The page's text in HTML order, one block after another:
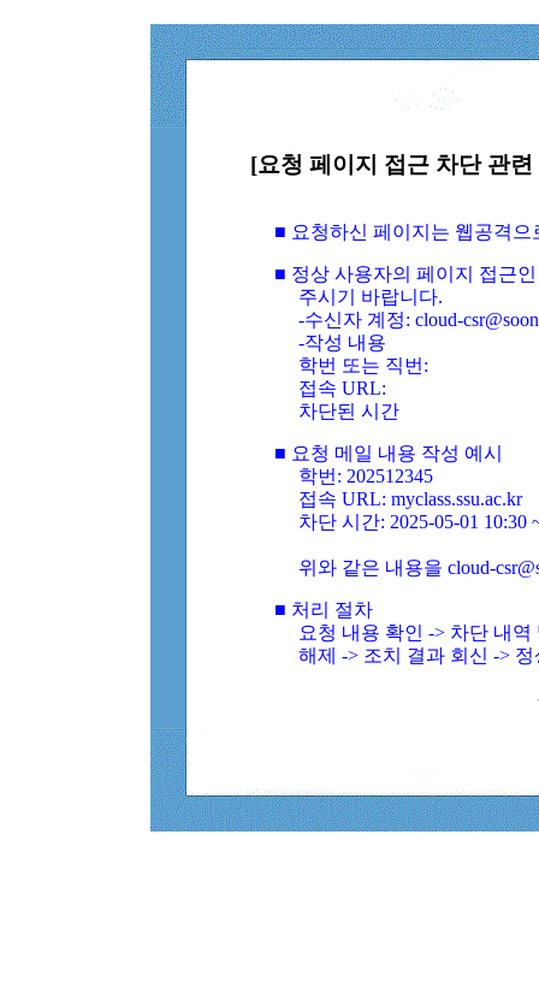
[요청 페이지 접근 차단 관
■ 요청하신 페이지는 웹공격
■ 정상 사용자의 페이지 접근
주시기 바랍니다.
-수신자 계정: cloud-
-작성 내용
학번 또는 직번:
접속 URL:
차단된 시간
■ 요청 메일 내용 작성 예시
학번: 202512345
접속 URL: myclass.ssu.ac.kr
차단 시간: 2025-05-01 10:30
위와 같은 내용을 cloud-
■ 처리 절차
요청 내용 확인 -> 차단 내
해제 -> 조치 결과 회신 ->